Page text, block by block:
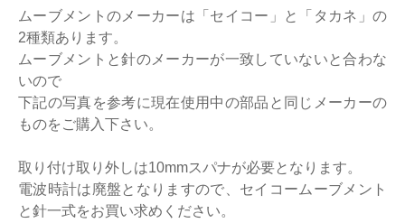
ムーブメントのメーカーは「セイコー」と「タカネ」の
2種類あります。
ムーブメントと針のメーカーが一致していないと合わな
いので
下記の写真を参考に現在使用中の部品と同じメーカーの
ものをご購入下さい。
取り付け取り外しは10mmスパナが必要となります。
電波時計は廃盤となりますので、セイコームーブメント
と針一式をお買い求めください。